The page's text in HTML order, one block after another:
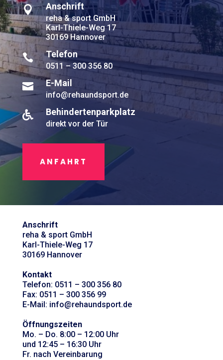
 Anschrift
reha & sport GmbH
Karl-Thiele-Weg 17
30169 Hannover
 Telefon
0511 – 300 356 80
 E-Mail
info@rehaundsport.de
 Behindertenparkplatz
direkt vor der Tür
ANFAHRT
Anschrift
reha & sport GmbH
Karl-Thiele-Weg 17
30169 Hannover
Kontakt
Telefon: 0511 – 300 356 80
Fax: 0511 – 300 356 99
E-Mail: info@rehaundsport.de
Öffnungszeiten
Mo. – Do. 8:00 – 12:00 Uhr
und 12:45 – 16:30 Uhr
Fr. nach Vereinbarung